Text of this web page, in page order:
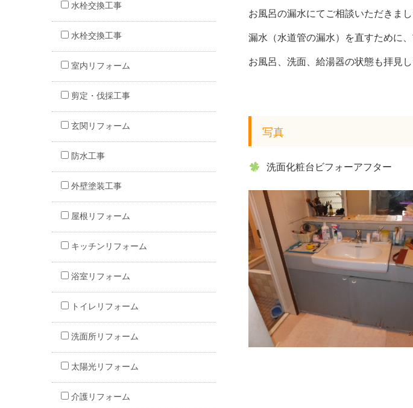
お風呂の漏水にてご相談いただきまし
漏水（水道管の漏水）を直すために
お風呂、洗面、給湯器の状態も拝見
写真
洗面化粧台ビフォーアフター
水栓交換工事
水栓交換工事
室内リフォーム
剪定・伐採工事
玄関リフォーム
防水工事
外壁塗装工事
屋根リフォーム
キッチンリフォーム
浴室リフォーム
トイレリフォーム
洗面所リフォーム
太陽光リフォーム
介護リフォーム